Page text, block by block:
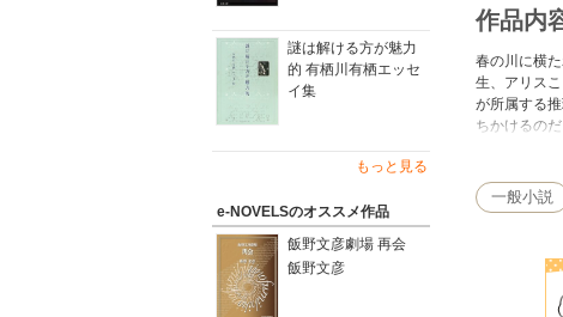
謎は解ける方が魅力
的 有栖川有栖エッセ
イ集
もっと見る
e-NOVELSのオススメ作品
飯野文彦劇場 再会
飯野文彦
作品内
春の川に横
生、アリス
が所属する
ちかけるの
一般小説